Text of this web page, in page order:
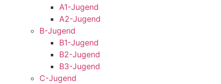
A1-Jugend
A2-Jugend
B-Jugend
B1-Jugend
B2-Jugend
B3-Jugend
C-Jugend